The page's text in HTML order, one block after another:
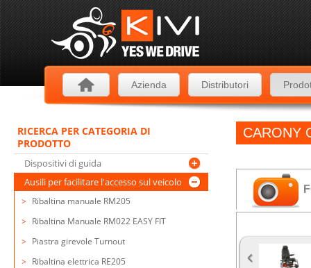
Azienda Distributori
RICERCA PER CATEGORIA DI
PRODOTTO
Dispositivi di guida
Ausili per facilitare l'accesso sul veicolo
Ribaltina manuale RM205
Ribaltina Manuale RM022 EASY FIT
Piastra girevole Turnout
Ribaltina elettrica RE205
CARONY